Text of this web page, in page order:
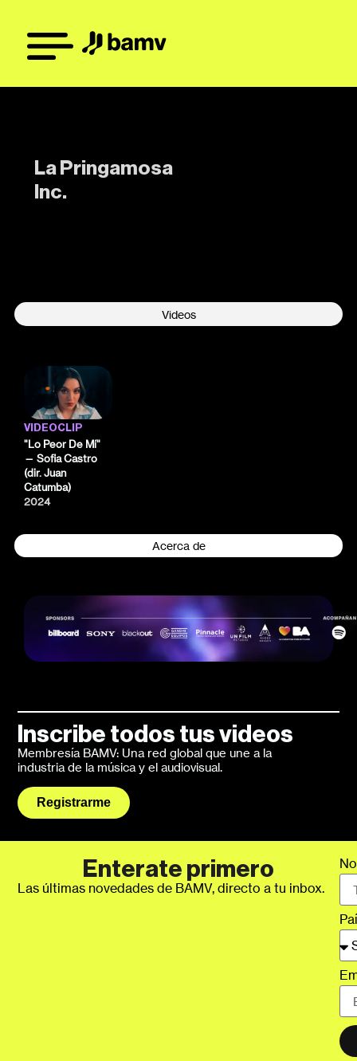
La Pringamosa
Inc.
Videos
Acerca de
VIDEOCLIP
"Lo Peor De Mí"
— Sofia Castro
(dir. Juan
Catumba)
2024
Inscribe todos tus videos
Membresía BAMV: Una red global que une a la
industria de la música y el audiovisual.
Registrarme
Enterate primero
Las últimas novedades de BAMV, directo a tu inbox.